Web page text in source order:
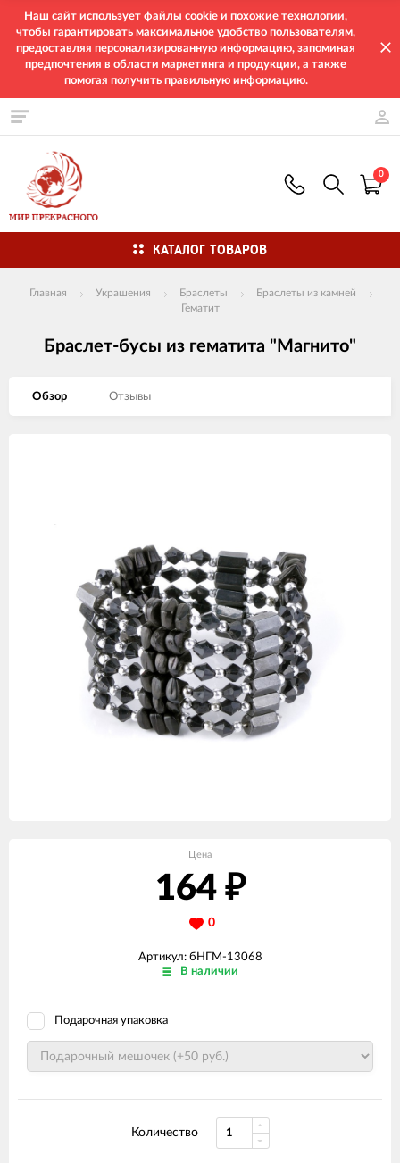
Наш сайт использует файлы cookie и похожие технологии,
чтобы гарантировать максимальное удобство пользователям,
предоставляя персонализированную информацию, запоминая
предпочтения в области маркетинга и продукции, а также
помогая получить правильную информацию.
0
КАТАЛОГ ТОВАРОВ
Главная Украшения Браслеты
Браслеты из камней
Гематит
Браслет-бусы из гематита "Магнито"
Обзор Отзывы
Цена
164 ₽
0
Артикул: бНГМ-13068
В наличии
Подарочная упаковка
Количество